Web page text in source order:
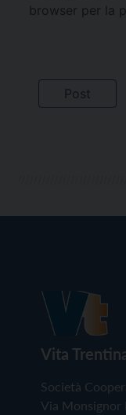
browser per la
Vita
Società
Via Monsignor